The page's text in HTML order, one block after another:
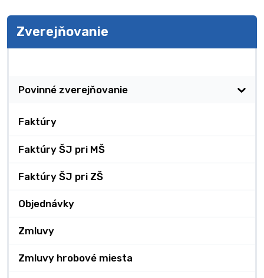
Zverejňovanie
Povinné zverejňovanie
Faktúry
Faktúry ŠJ pri MŠ
Faktúry ŠJ pri ZŠ
Objednávky
Zmluvy
Zmluvy hrobové miesta